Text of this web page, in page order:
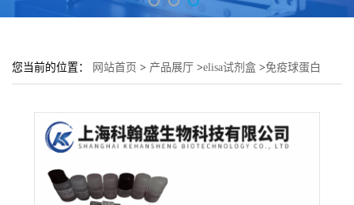
您当前的位置： 网站首页 > 产品展厅 >elisa试剂盒 >免疫球蛋白